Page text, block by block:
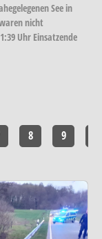
See in
nicht
Uhr Einsatzende
8 9